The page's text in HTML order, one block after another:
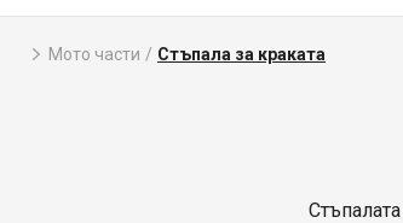
Мото части / Стъпала за краката